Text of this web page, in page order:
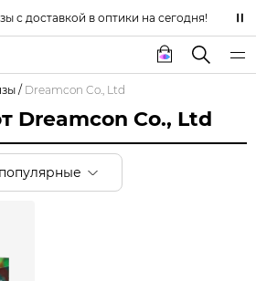
с доставкой в оптики на сегодня!
/ Dreamcon Co., Ltd
Dreamcon Co., Ltd